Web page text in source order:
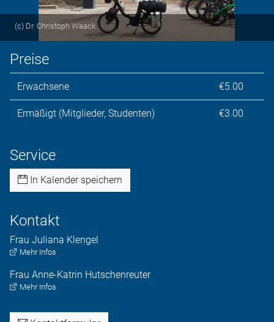
(c) Dr. Christoph Waack
Preise
Erwachsene €5.00
Ermäßigt (Mitglieder, Studenten) €3.00
Service
In Kalender speichern
Kontakt
Frau Juliana Klengel
Mehr Infos
Frau Anne-Katrin Hutschenreuter
Mehr Infos